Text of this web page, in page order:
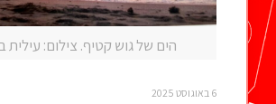
הים של גוש קטיף. צילום: עילית
6 באוגוסט 2025